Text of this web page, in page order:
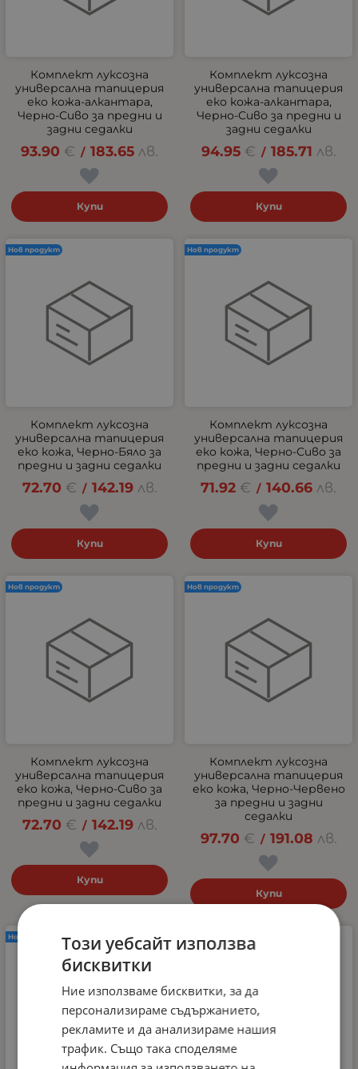
Комплект луксозна
универсална тапицерия
еко кожа-алкантара,
Черно-Сиво за предни и
задни седалки
93.90 € / 183.65 лв.
Купи
Комплект луксозна
универсална тапицерия
еко кожа-алкантара,
Черно-Сиво за предни и
задни седалки
94.95 € / 185.71 лв.
Купи
Комплект луксозна
универсална тапицерия
еко кожа, Черно-Бяло за
предни и задни седалки
72.70 € / 142.19 лв.
Купи
Нов продукт
Комплект луксозна
универсална тапицерия
еко кожа, Черно-Сиво за
предни и задни седалки
71.92 € / 140.66 лв.
Купи
Нов продукт
Комплект луксозна
универсална тапицерия
еко кожа, Черно-Сиво за
предни и задни седалки
72.70 € / 142.19 лв.
Купи
Нов продукт
Комплект луксозна
универсална тапицерия
еко кожа, Черно-Червено
за предни и задни
седалки
97.70 € / 191.08 лв.
Купи
Нов продукт
Нов продукт
Този уебсайт използва
бисквитки
Ние използваме бисквитки, за да
персонализираме съдържанието,
рекламите и да анализираме нашия
трафик. Също така споделяме